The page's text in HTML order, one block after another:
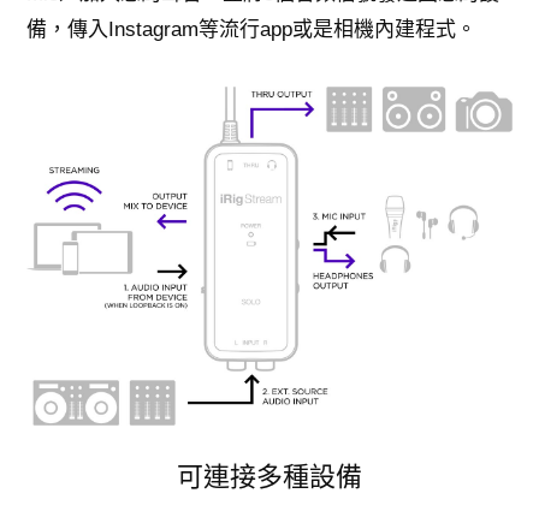
備，傳入Instagram等流行app或是相機內建程式。
可連接多種設備